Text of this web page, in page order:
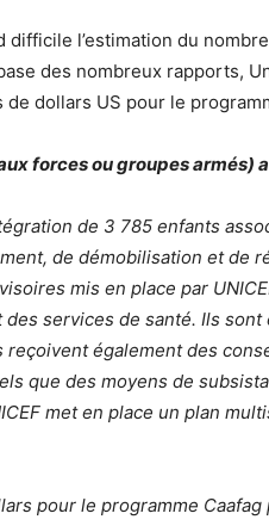
l’estimation du
des nombreux rapports,
dollars US pour le
forces ou groupes armés)
de 3 785 enfants
de démobilisation et
mis en place par
services de santé. Ils
également des
que des moyens de
met en place un plan
pour le programme Caafag